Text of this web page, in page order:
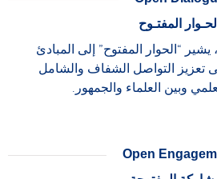
المفتـوح
“الحوار المفتوح” إلى المبادئ
تعزيز التواصل الشفاف والشامل
وبين العلماء والجمهور.
Open